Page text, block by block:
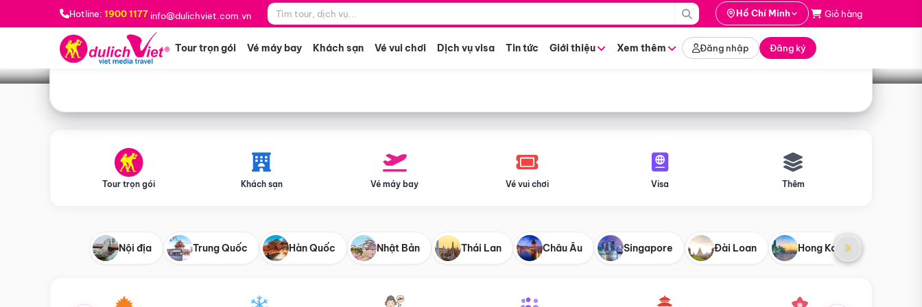
Hotline: 1900 1177 info@dulichviet.com.vn Hồ Chí Minh Giỏ hàng
Tour trọn gói Vé máy bay Khách sạn Vé vui chơi Dịch vụ visa Tin tức Giới thiệu Xem thêm Đăng nhập Đăng ký
Bạn muốn đi đâu? *
Tìm tour
Tour trọn gói Khách sạn Vé máy bay Vé vui chơi Visa Thêm
Nội địa Trung Quốc Hàn Quốc Nhật Bản Thái Lan Châu Âu Singapore Đài Loan Hong Kong